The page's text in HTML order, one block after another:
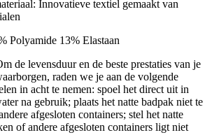
Innovatieve textiel gemaakt van
Polyamide 13% Elastaan
de levensduur en de beste prestaties van je
raden we je aan de volgende
in acht te nemen: spoel het direct uit in
na gebruik; plaats het natte badpak niet te
afgesloten containers; stel het natte
of andere afgesloten containers ligt niet